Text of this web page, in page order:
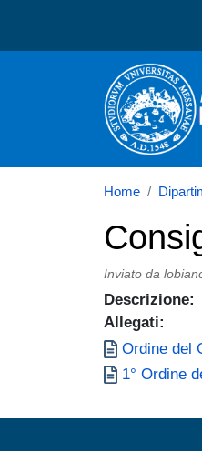
Home
Inviato da
Descrizione:
Allegati:
Documento
Ordine del
Documento
1° Ordine